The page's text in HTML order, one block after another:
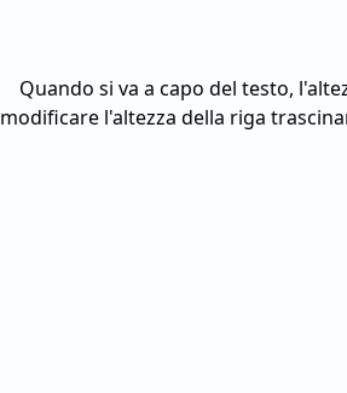
Quando si va a capo del testo,
modificare l'altezza della riga